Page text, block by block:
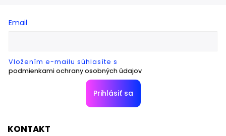
Email
Vložením e-mailu súhlasíte s
podmienkami ochrany osobných údajov
Prihlásiť sa
KONTAKT